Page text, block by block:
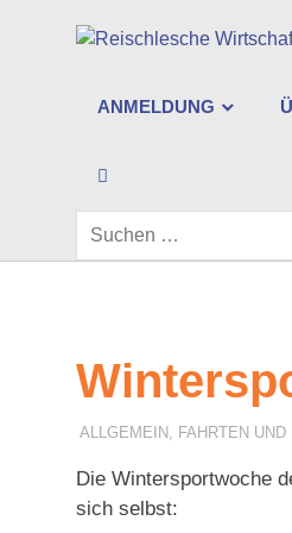
ANMELDUNG
9. FEBRUAR 2026
F. SCHNEIDER
ALLGEMEIN , FAHRTEN
Die Wintersportwoche
sich selbst: